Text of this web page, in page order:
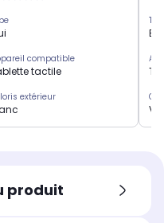
compatible
tactile
extérieur
produit